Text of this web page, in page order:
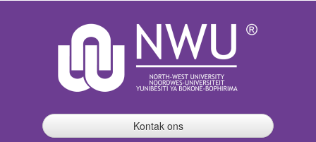
Kontak ons